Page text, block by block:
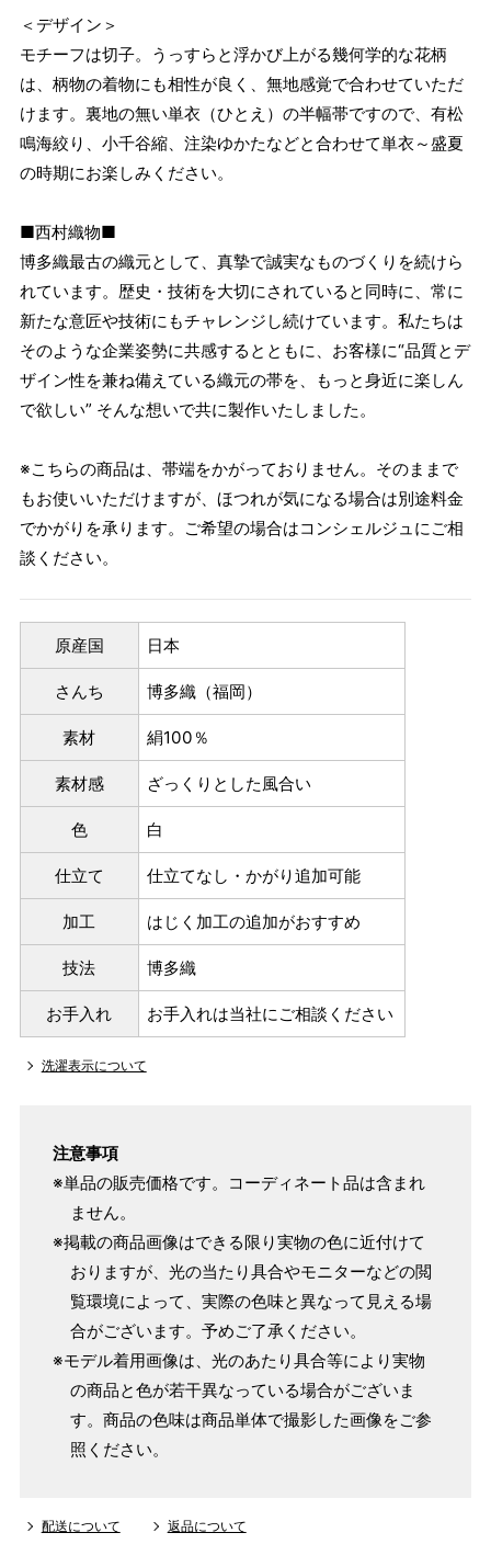
＜デザイン＞
モチーフは切子。うっすらと浮かび上がる幾何学的な花柄
は、柄物の着物にも相性が良く、無地感覚で合わせていただ
けます。裏地の無い単衣（ひとえ）の半幅帯ですので、有松
鳴海絞り、小千谷縮、注染ゆかたなどと合わせて単衣～盛夏
の時期にお楽しみください。
■西村織物■
博多織最古の織元として、真摯で誠実なものづくりを続けら
れています。歴史・技術を大切にされていると同時に、常に
新たな意匠や技術にもチャレンジし続けています。私たちは
そのような企業姿勢に共感するとともに、お客様に“品質とデ
ザイン性を兼ね備えている織元の帯を、もっと身近に楽しん
で欲しい” そんな想いで共に製作いたしました。
※こちらの商品は、帯端をかがっておりません。そのままで
もお使いいただけますが、ほつれが気になる場合は別途料金
でかがりを承ります。ご希望の場合はコンシェルジュにご相
談ください。
原産国 日本
さんち 博多織（福岡）
素材 絹100％
素材感 ざっくりとした風合い
色 白
仕立て 仕立てなし・かがり追加可能
加工 はじく加工の追加がおすすめ
技法 博多織
お手入れ お手入れは当社にご相談ください
洗濯表示について
注意事項
※単品の販売価格です。コーディネート品は含まれ
ません。
※掲載の商品画像はできる限り実物の色に近付けて
おりますが、光の当たり具合やモニターなどの閲
覧環境によって、実際の色味と異なって見える場
合がございます。予めご了承ください。
※モデル着用画像は、光のあたり具合等により実物
の商品と色が若干異なっている場合がございま
す。商品の色味は商品単体で撮影した画像をご参
照ください。
配送について 返品について